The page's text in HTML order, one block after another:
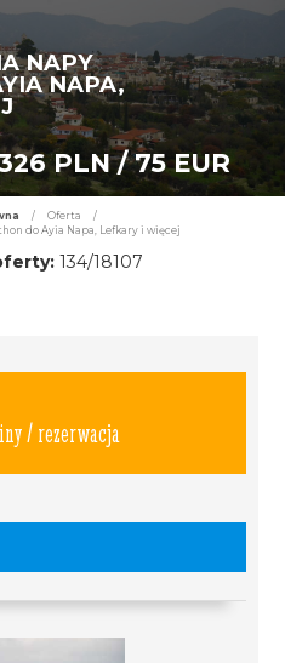
NAPY
NAPA,
PLN / 75 EUR
/ Oferta
/
do Ayia Napa, Lefkary i więcej
134/18107
/ rezerwacja